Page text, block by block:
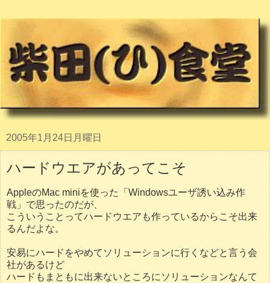
2005年1月24日月曜日
ハードウエアがあってこそ
AppleのMac miniを使った「Windowsユーザ誘い込み作
戦」で思ったのだが、
こういうことってハードウエアも作っているからこそ出来
るんだよな。
安易にハードをやめてソリューションに行くなどと言う会
社があるけど
ハードもまともに出来ないところにソリューションなんて